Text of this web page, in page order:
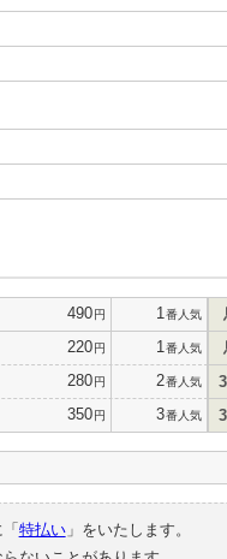
490円 1 番人気
220円 1 番人気
280円 2番人気
350円 3番人気
特払い」をいたします。